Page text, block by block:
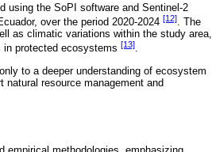
using the SoPI software and Sentinel-2
over the period 2020-2024 [12]. The
as climatic variations within the study area,
protected ecosystems [13].
to a deeper understanding of ecosystem
resource management and